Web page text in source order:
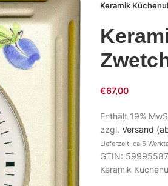
Keramik
€67,00
Enthält 19%
zzgl. Versand
Lieferzeit: ca.5
GTIN:
Keramik